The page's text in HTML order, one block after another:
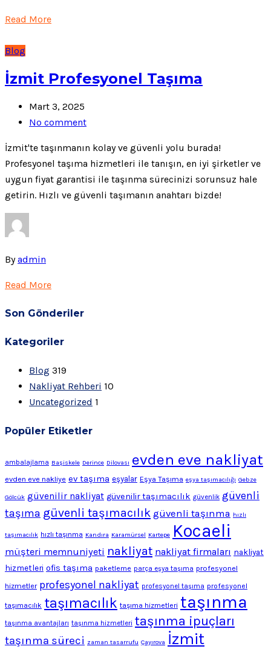
Read More
Blog
İzmit Profesyonel Taşıma
Mart 3, 2025
No comment
İzmit'te taşınmanın kolay ve güvenli yolu burada!
Profesyonel taşıma hizmetleri ile tanışın, en iyi şirketler ve
uygun fiyat garantisi ile taşınma sürecinizi sorunsuz hale
getirin. Hızlı ve güvenli taşımanın anahtarı bizde!
Byadmin
Read More
Son Gönderiler
Kategoriler
Blog 319
Nakliyat Rehberi 10
Uncategorized 1
Popüler Etiketler
ambalajlama Başiskele Derince Dilovası evden eve nakliyat
evden eve nakliye ev taşıma eşyalar Eşya Taşıma eşya taşımacılığı Gebze
Gölcük güvenilir nakliyat güvenilir taşımacılık güvenlik güvenli
taşıma güvenli taşımacılık güvenli taşınma hızlı
taşımacılık hızlı taşınma Kandıra Karamürsel Kartepe Kocaeli
müşteri memnuniyeti nakliyat nakliyat firmaları nakliyat
hizmetleri ofis taşıma paketleme parça eşya taşıma profesyonel
hizmetler profesyonel nakliyat profesyonel taşıma profesyonel
taşımacılık taşımacılık taşıma hizmetleri taşınma
taşınma avantajları taşınma hizmetleri taşınma ipuçları
taşınma süreci zaman tasarrufu Çayırova İzmit